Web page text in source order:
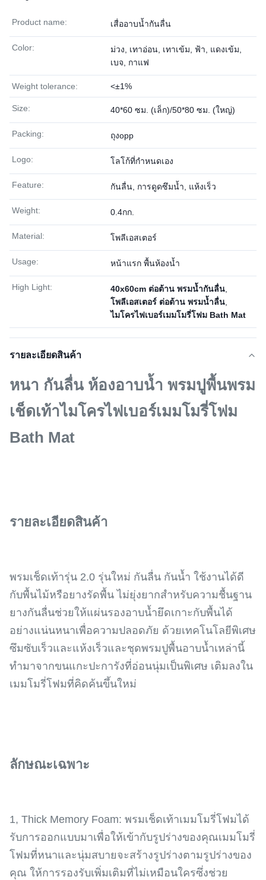
Product name: เสื่ออาบน้ำกันลื่น
Color:
ม่วง, เทาอ่อน, เทาเข้ม, ฟ้า, แดงเข้ม,
เบจ, กาแฟ
Weight tolerance: <±1%
Size: 40*60 ซม. (เล็ก)/50*80 ซม. (ใหญ่)
Packing: ถุงopp
Logo: โลโก้ที่กำหนดเอง
Feature: กันลื่น, การดูดซึมน้ำ, แห้งเร็ว
Weight: 0.4กก.
Material: โพลีเอสเตอร์
Usage: หน้าแรก พื้นห้องน้ำ
High Light: 40x60cm ต่อต้าน พรมน้ำกันลื่น
โพลีเอสเตอร์ ต่อต้าน พรมน้ำลื่น
ไมโครไฟเบอร์เมมโมรี่โฟม Bath Mat
รายละเอียดสินค้า
หนา กันลื่น ห้องอาบน้ำ พรมปูพื้นพรม
เช็ดเท้าไมโครไฟเบอร์เมมโมรี่โฟม
Bath Mat
รายละเอียดสินค้า
พรมเช็ดเท้ารุ่น 2.0 รุ่นใหม่ กันลื่น กันน้ำ ใช้งานได้ดี
กับพื้นไม้หรือยางรัดพื้น ไม่ยุ่งยากสำหรับความชื้นฐาน
ยางกันลื่นช่วยให้แผ่นรองอาบน้ำยึดเกาะกับพื้นได้
อย่างแน่นหนาเพื่อความปลอดภัย ด้วยเทคโนโลยีพิเศษ
ซึมซับเร็วและแห้งเร็วและชุดพรมปูพื้นอาบน้ำเหล่านี้
ทำมาจากขนแกะปะการังที่อ่อนนุ่มเป็นพิเศษ เติมลงใน
เมมโมรี่โฟมที่คิดค้นขึ้นใหม่
ลักษณะเฉพาะ
1, Thick Memory Foam: พรมเช็ดเท้าเมมโมรี่โฟมได้
รับการออกแบบมาเพื่อให้เข้ากับรูปร่างของคุณเมมโมรี่
โฟมที่หนาและนุ่มสบายจะสร้างรูปร่างตามรูปร่างของ
คุณ ให้การรองรับเพิ่มเติมที่ไม่เหมือนใครซึ่งช่วย